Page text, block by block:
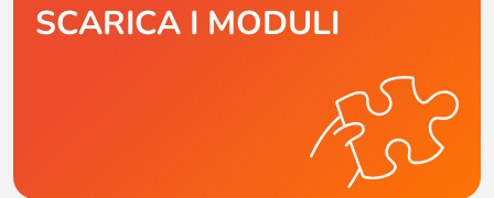
SCARICA I MODULI